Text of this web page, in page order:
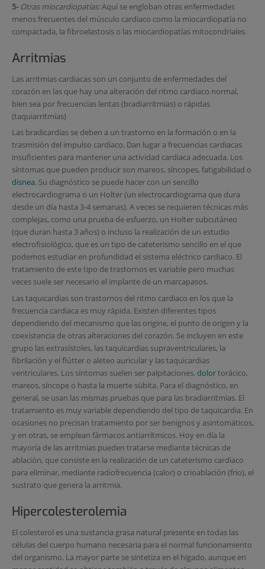
5- Otras miocardiopatías:Aquí se engloban otras enfermedades
menos frecuentes del músculo cardiaco como la miocardiopatía no
compactada, la fibroelastosis o las miocardiopatías mitocondriales.
Arritmias
Las arritmias cardiacas son un conjunto de enfermedades del
corazón en las que hay una alteración del ritmo cardiaco normal,
bien sea por frecuencias lentas (bradiarritmias) o rápidas
(taquiarritmias)
Las bradicardias se deben a un trastorno en la formación o en la
trasmisión del impulso cardiaco. Dan lugar a frecuencias cardiacas
insuficientes para mantener una actividad cardiaca adecuada. Los
síntomas que pueden producir son mareos, síncopes, fatigabilidad o
disnea. Su diagnóstico se puede hacer con un sencillo
electrocardiograma o un Holter (un electrocardiograma que dura
desde un día hasta 3-4 semanas). A veces se requieren técnicas más
complejas, como una prueba de esfuerzo, un Holter subcutáneo
(que duran hasta 3 años) o incluso la realización de un estudio
electrofisiológico, que es un tipo de cateterismo sencillo en el que
podemos estudiar en profundidad el sistema eléctrico cardiaco. El
tratamiento de este tipo de trastornos es variable pero muchas
veces suele ser necesario el implante de un marcapasos.
Las taquicardias son trastornos del ritmo cardiaco en los que la
frecuencia cardiaca es muy rápida. Existen diferentes tipos
dependiendo del mecanismo que las origine, el punto de origen y la
coexistencia de otras alteraciones del corazón. Se incluyen en este
grupo las extrasístoles, las taquicardias supraventriculares, la
fibrilación y el flútter o aleteo auricular y las taquicardias
ventriculares. Los síntomas suelen ser palpitaciones, dolortorácico,
mareos, síncope o hasta la muerte súbita. Para el diagnóstico, en
general, se usan las mismas pruebas que para las bradiarritmias. El
tratamiento es muy variable dependiendo del tipo de taquicardia. En
ocasiones no precisan tratamiento por ser benignos y asintomáticos,
y en otras, se emplean fármacos antiarrítmicos. Hoy en día la
mayoría de las arritmias pueden tratarse mediante técnicas de
ablación, que consiste en la realización de un cateterismo cardiaco
para eliminar, mediante radiofrecuencia (calor) o crioablación (frio), el
sustrato que genera la arritmia.
Hipercolesterolemia
El colesterol es una sustancia grasa natural presente en todas las
células del cuerpo humano necesaria para el normal funcionamiento
del organismo. La mayor parte se sintetiza en el hígado, aunque en